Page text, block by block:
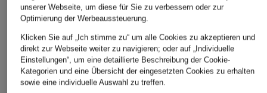
Bestpreis:
unserer Webseite, um diese für Sie zu verbessern oder zur
Optimierung der Werbeaussteuerung.
Klicken Sie auf „Ich stimme zu“ um alle Cookies zu akzeptieren und
direkt zur Webseite weiter zu navigieren; oder auf „Individuelle
Einstellungen“, um eine detaillierte Beschreibung der Cookie-
Kategorien und eine Übersicht der eingesetzten Cookies zu erhalten
sowie eine individuelle Auswahl zu treffen.